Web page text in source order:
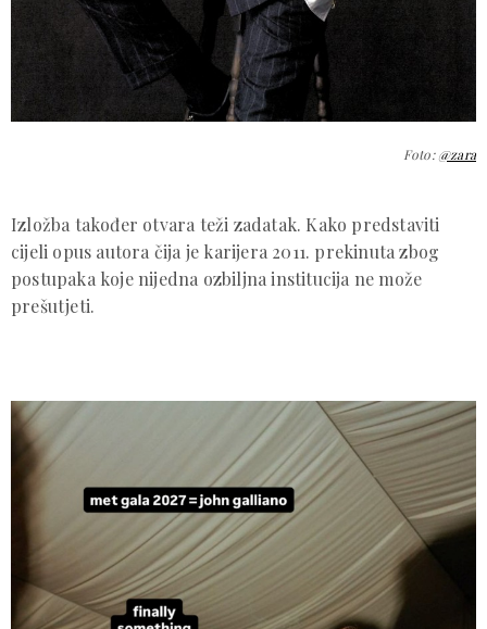
Foto:@zara
Izložba također otvara teži zadatak. Kako predstaviti
cijeli opus autora čija je karijera 2011. prekinuta zbog
postupaka koje nijedna ozbiljna institucija ne može
prešutjeti.